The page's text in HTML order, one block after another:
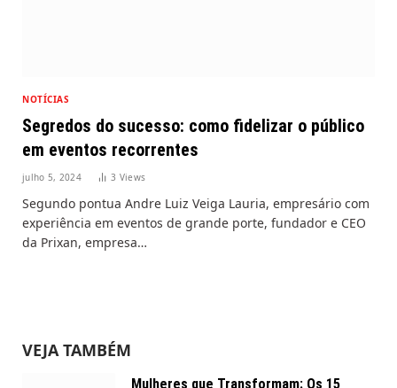
NOTÍCIAS
Segredos do sucesso: como fidelizar o público
em eventos recorrentes
julho 5, 2024 3 Views
Segundo pontua Andre Luiz Veiga Lauria, empresário com
experiência em eventos de grande porte, fundador e CEO
da Prixan, empresa…
VEJA TAMBÉM
Mulheres que Transformam: Os 15